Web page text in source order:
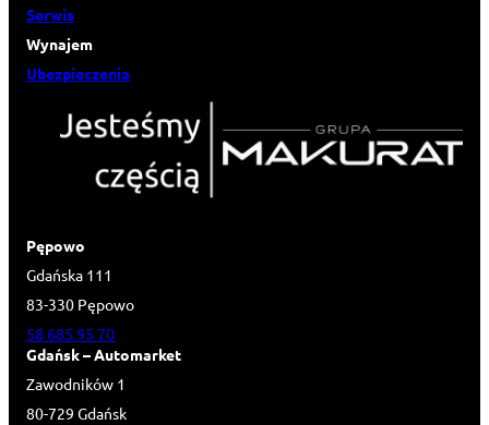
Serwis
Wynajem
Ubezpieczenia
Pępowo
Gdańska 111
83-330 Pępowo
58 685 95 70
Gdańsk – Automarket
Zawodników 1
80-729 Gdańsk